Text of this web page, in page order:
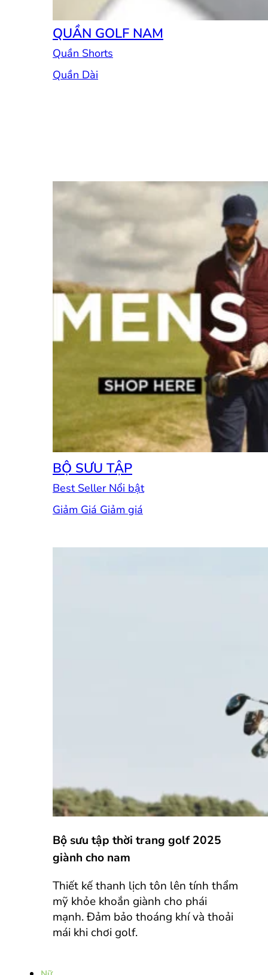
QUẦN GOLF NAM
Quần Shorts
Quần Dài
BỘ SƯU TẬP
Best Seller
Giảm Giá
Bộ sưu tập thời trang golf 2025
giành cho nam
Thiết kế thanh lịch tôn lên tính thẩm
mỹ khỏe khoắn giành cho phái
mạnh. Đảm bảo thoáng khí và thoải
mái khi chơi golf.